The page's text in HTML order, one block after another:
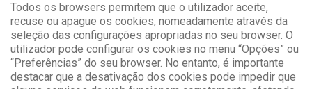
Todos os browsers permitem que o utilizador aceite,
recuse ou apague os cookies, nomeadamente através da
seleção das configurações apropriadas no seu browser. O
utilizador pode configurar os cookies no menu “Opções” ou
“Preferências” do seu browser. No entanto, é importante
destacar que a desativação dos cookies pode impedir que